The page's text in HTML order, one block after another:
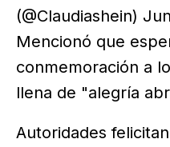
(@Claudiashein)
Mencionó que
conmemoración a
llena de "alegría
Autoridades